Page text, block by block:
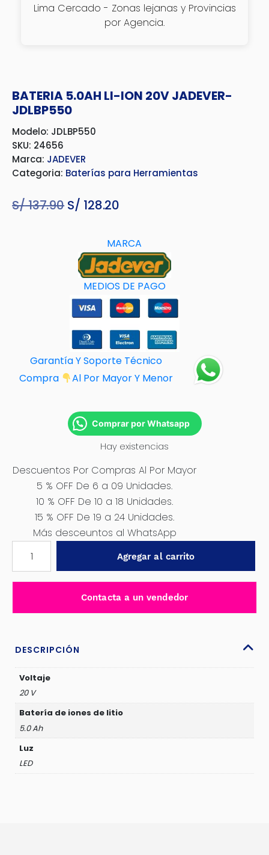
Lima Cercado - Zonas lejanas y Provincias
por Agencia.
BATERIA 5.0AH LI-ION 20V JADEVER-
JDLBP550
Modelo: JDLBP550
SKU: 24656
Marca: JADEVER
Categoria: Baterías para Herramientas
S/137.90 El
original
era:
S/ 137.90.
S/ 128.20
actual
es:
S/ 128.20.
MARCA
MEDIOS DE PAGO
Garantía Y Soporte Técnico
Compra
Al Por Mayor Y Menor
Comprar por Whatsapp
Hay existencias
Descuentos Por Compras Al Por Mayor
5 % OFF De 6 a 09 Unidades.
10 % OFF De 10 a 18 Unidades.
15 % OFF De 19 a 24 Unidades.
Más desceuntos al WhatsApp
5.0AH
LI-
cantidad
Agregar al carrito
Contacta a un vendedor
DESCRIPCIÓN
Voltaje
20 V
Batería de iones de litio
5.0 Ah
Luz
LED